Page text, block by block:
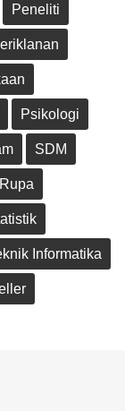
Peneliti
Psikologi
SDM
Informatika